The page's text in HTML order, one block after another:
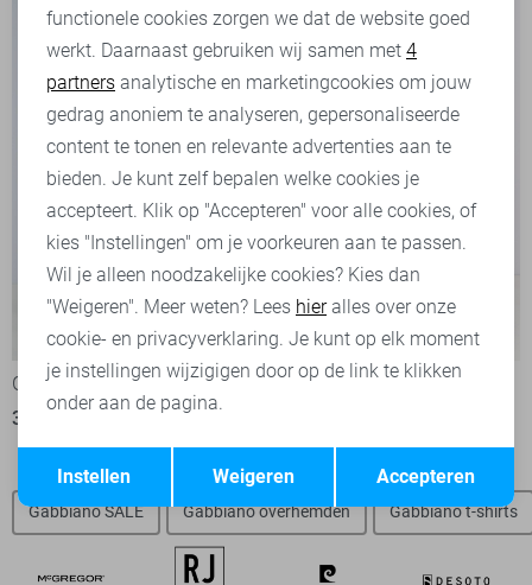
-50%
Gabbiano Korte broek
35,00
-50%
Gabbiano Korte broek
Gabbiano SALE Gabbiano overhemden Gabbiano t-shirts
Analytische cookies
Marketing cookies
Terug Opslaan
functionele cookies zorgen we dat de website goed
werkt. Daarnaast gebruiken wij samen met 4
partners analytische en marketingcookies om jouw
gedrag anoniem te analyseren, gepersonaliseerde
content te tonen en relevante advertenties aan te
bieden. Je kunt zelf bepalen welke cookies je
accepteert. Klik op "Accepteren" voor alle cookies, of
kies "Instellingen" om je voorkeuren aan te passen.
Wil je alleen noodzakelijke cookies? Kies dan
"Weigeren". Meer weten? Lees hieralles over onze
cookie- en privacyverklaring. Je kunt op elk moment
je instellingen wijzigigen door op de link te klikken
onder aan de pagina.
Accepteren
Weigeren
Instellen